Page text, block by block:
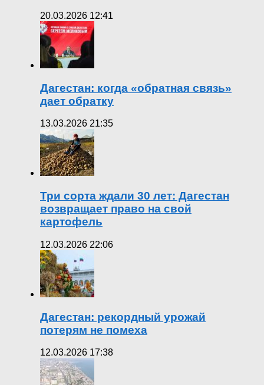
20.03.2026 12:41
Дагестан: когда «обратная связь»
дает обратку
13.03.2026 21:35
Три сорта ждали 30 лет: Дагестан
возвращает право на свой
картофель
12.03.2026 22:06
Дагестан: рекордный урожай
потерям не помеха
12.03.2026 17:38